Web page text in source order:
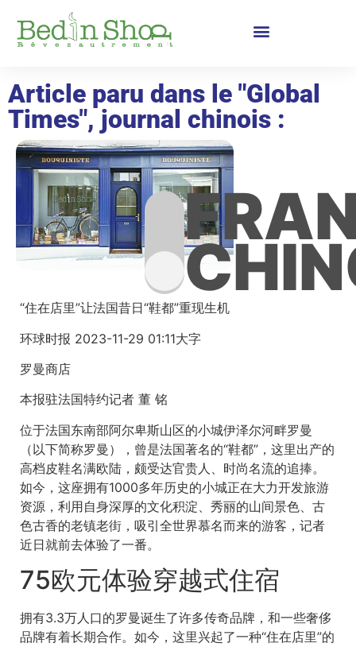
Article paru dans le "Global
Times", journal chinois :
“住在店里”让法国昔日“鞋都”重现生机
环球时报 2023-11-29 01:11大字
罗曼商店
本报驻法国特约记者 董 铭
位于法国东南部阿尔卑斯山区的小城伊泽尔河畔罗曼
（以下简称罗曼），曾是法国著名的“鞋都”，这里出产的
高档皮鞋名满欧陆，颇受达官贵人、时尚名流的追捧。
如今，这座拥有1000多年历史的小城正在大力开发旅游
资源，利用自身深厚的文化积淀、秀丽的山间景色、古
色古香的老镇老街，吸引全世界慕名而来的游客，记者
近日就前去体验了一番。
75欧元体验穿越式住宿
拥有3.3万人口的罗曼诞生了许多传奇品牌，和一些奢侈
品牌有着长期合作。如今，这里兴起了一种“住在店里”的